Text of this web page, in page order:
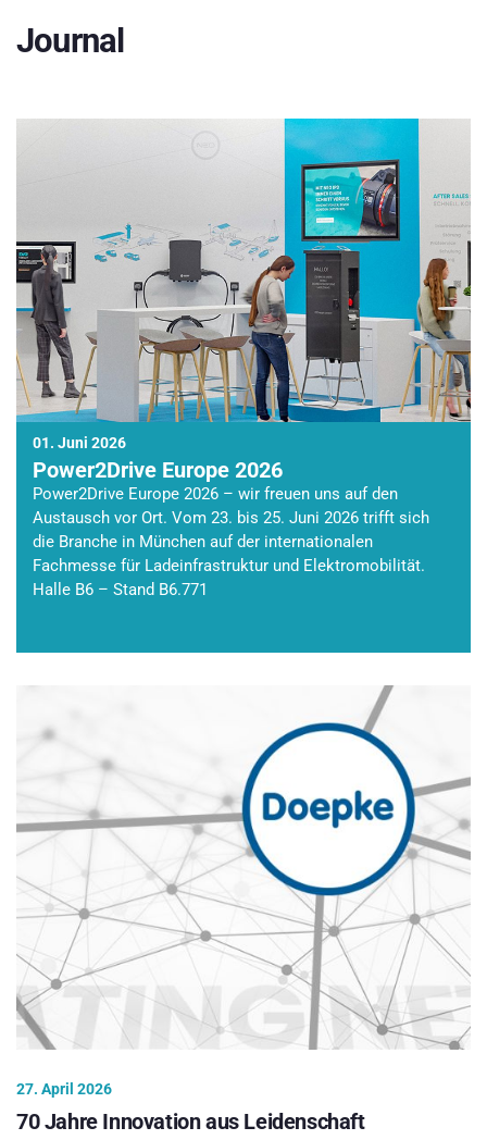
Journal
01. Juni 2026
Power2Drive Europe 2026
Power2Drive Europe 2026 – wir freuen uns auf den
Austausch vor Ort. Vom 23. bis 25. Juni 2026 trifft sich
die Branche in München auf der internationalen
Fachmesse für Ladeinfrastruktur und Elektromobilität.
Halle B6 – Stand B6.771
27. April 2026
70 Jahre Innovation aus Leidenschaft